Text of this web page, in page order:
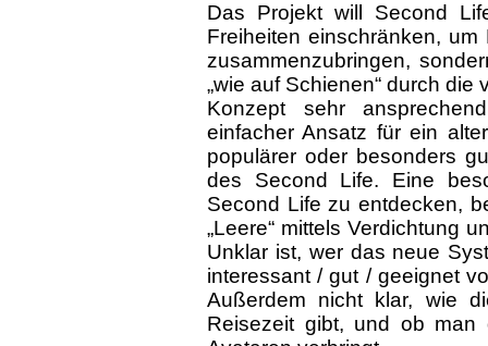
Das Projekt will Second
Freiheiten einschränken,
zusammenzubringen,
„wie auf Schienen“ durch
Konzept sehr
einfacher Ansatz für ein
populärer oder besonders
des Second Life. Eine
Second Life zu entdecken,
„Leere“ mittels Verdichtung
Unklar ist, wer das neue
interessant / gut / geeignet
Außerdem nicht klar, wie
Reisezeit gibt, und ob man